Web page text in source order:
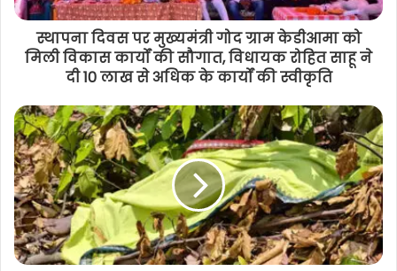
स्थापना दिवस पर मुख्यमंत्री गोद ग्राम केडीआमा को
मिली विकास कार्यों की सौगात, विधायक रोहित साहू ने
दी 10 लाख से अधिक के कार्यों की स्वीकृति